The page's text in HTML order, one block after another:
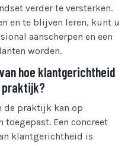
verder te versterken.
en te blijven leren, kunt u
aanscherpen en een
worden.
hoe klantgerichtheid
praktijk?
praktijk kan op
Een concreet
klantgerichtheid is